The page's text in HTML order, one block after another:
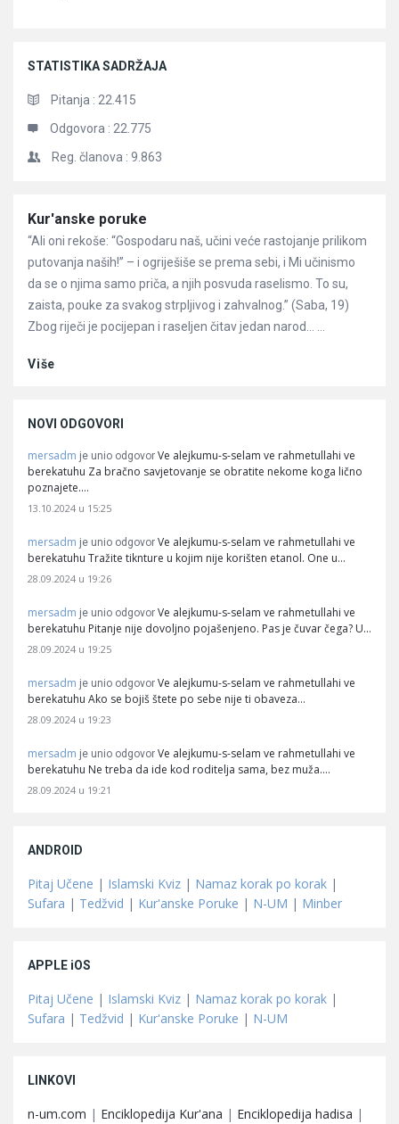
STATISTIKA SADRŽAJA
Pitanja : 22.415
Odgovora : 22.775
Reg. članova : 9.863
Članci
Kur'anske poruke
“Ali oni rekoše: “Gospodaru naš, učini veće rastojanje prilikom
putovanja naših!” – i ogriješiše se prema sebi, i Mi učinismo
da se o njima samo priča, a njih posvuda raselismo. To su,
zaista, pouke za svakog strpljivog i zahvalnog.” (Saba, 19)
Zbog riječi je pocijepan i raseljen čitav jedan narod… ...
Više
NOVI ODGOVORI
mersadm je unio odgovor Ve alejkumu-s-selam ve rahmetullahi ve
berekatuhu Za bračno savjetovanje se obratite nekome koga lično
poznajete.…
13.10.2024 u 15:25
mersadm je unio odgovor Ve alejkumu-s-selam ve rahmetullahi ve
berekatuhu Tražite tiknture u kojim nije korišten etanol. One u…
28.09.2024 u 19:26
mersadm je unio odgovor Ve alejkumu-s-selam ve rahmetullahi ve
berekatuhu Pitanje nije dovoljno pojašenjeno. Pas je čuvar čega? U…
28.09.2024 u 19:25
mersadm je unio odgovor Ve alejkumu-s-selam ve rahmetullahi ve
berekatuhu Ako se bojiš štete po sebe nije ti obaveza…
28.09.2024 u 19:23
mersadm je unio odgovor Ve alejkumu-s-selam ve rahmetullahi ve
berekatuhu Ne treba da ide kod roditelja sama, bez muža.…
28.09.2024 u 19:21
ANDROID
Pitaj Učene | Islamski Kviz | Namaz korak po korak |
Sufara | Tedžvid | Kur'anske Poruke | N-UM | Minber
APPLE iOS
Pitaj Učene | Islamski Kviz | Namaz korak po korak |
Sufara | Tedžvid | Kur'anske Poruke | N-UM
LINKOVI
n-um.com | Enciklopedija Kur'ana | Enciklopedija hadisa |